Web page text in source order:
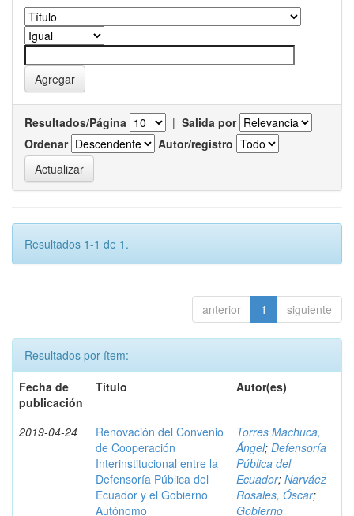
Resultados/Página | Salida por
Ordenar
Autor/registro
Resultados 1-1 de 1.
anterior 1 siguiente
Resultados por ítem:
Fecha de
publicación
Título Autor(es)
2019-04-24
Renovación del Convenio
de Cooperación
Interinstitucional entre la
Defensoría Pública del
Ecuador y el Gobierno
Autónomo
Torres Machuca,
Ángel; Defensoría
Pública del
Ecuador; Narváez
Rosales, Óscar;
Gobierno